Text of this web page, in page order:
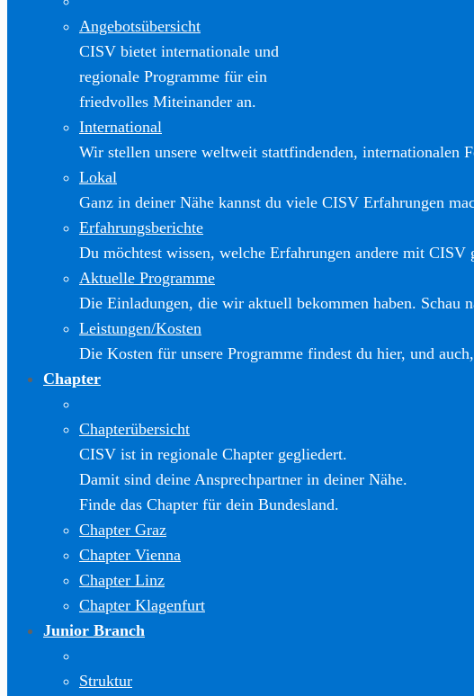
Angebotsübersicht
CISV bietet internationale und
regionale Programme für ein
friedvolles Miteinander an.
International
Wir stellen unsere weltweit stattfindenden, internationalen
Lokal
Ganz in deiner Nähe kannst du viele CISV Erfahrungen
Erfahrungsberichte
Du möchtest wissen, welche Erfahrungen andere mit CISV
Aktuelle Programme
Die Einladungen, die wir aktuell bekommen haben. Schau
Leistungen/Kosten
Die Kosten für unsere Programme findest du hier, und
Chapter
Chapterübersicht
CISV ist in regionale Chapter gegliedert.
Damit sind deine Ansprechpartner in deiner Nähe.
Finde das Chapter für dein Bundesland.
Chapter Graz
Chapter Vienna
Chapter Linz
Chapter Klagenfurt
Junior Branch
Struktur